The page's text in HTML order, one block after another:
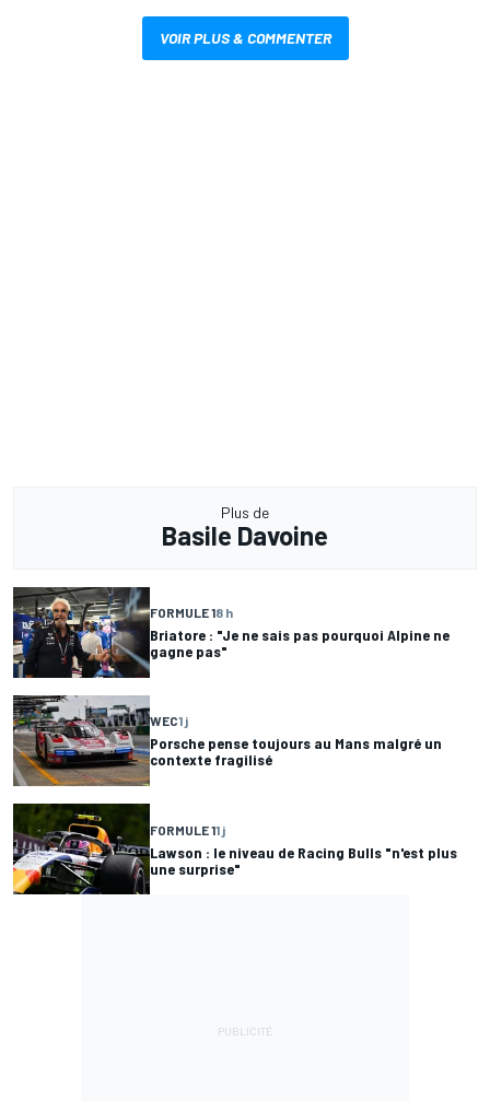
VOIR PLUS & COMMENTER
Plus de
Basile Davoine
FORMULE 18 h
Briatore : "Je ne sais pas pourquoi Alpine ne
gagne pas"
WEC1 j
Porsche pense toujours au Mans malgré un
contexte fragilisé
FORMULE 11 j
Lawson : le niveau de Racing Bulls "n'est plus
une surprise"